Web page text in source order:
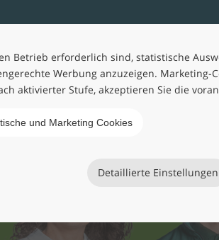
Betrieb erforderlich sind, statistische
Werbung anzuzeigen.
aktivierter Stufe, akzeptieren Sie die
und Marketing Cookies
Detaillierte Einstellungen